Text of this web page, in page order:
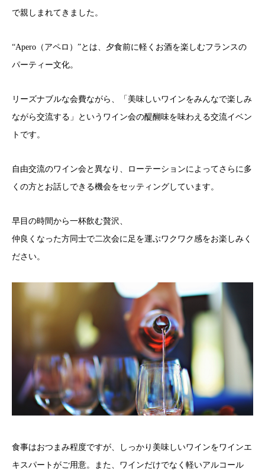
で親しまれてきました。
“Apero（アペロ）”とは、夕食前に軽くお酒を楽しむフランスの
パーティー文化。
リーズナブルな会費ながら、「美味しいワインをみんなで楽しみ
ながら交流する」というワイン会の醍醐味を味わえる交流イベン
トです。
自由交流のワイン会と異なり、ローテーションによってさらに多
くの方とお話しできる機会をセッティングしています。
早目の時間から一杯飲む贅沢、
仲良くなった方同士で二次会に足を運ぶワクワク感をお楽しみく
ださい。
食事はおつまみ程度ですが、しっかり美味しいワインをワインエ
キスパートがご用意。また、ワインだけでなく軽いアルコール